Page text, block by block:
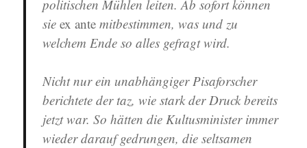
politischen Mühlen leiten. Ab sofort können
sieex ante mitbestimmen, was und zu
welchem Ende so alles gefragt wird.
Nicht nur ein unabhängiger Pisaforscher
berichtete der taz, wie stark der Druck bereits
jetzt war. So hätten die Kultusminister immer
wieder darauf gedrungen, die seltsamen